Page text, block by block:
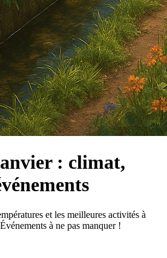
: climat,
et les meilleures activités à
à ne pas manquer !